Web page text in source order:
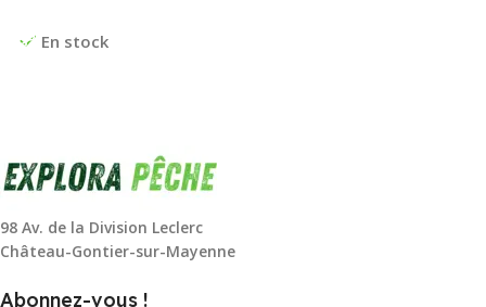
En stock
98 Av. de la Division Leclerc
Château-Gontier-sur-Mayenne
Abonnez-vous !